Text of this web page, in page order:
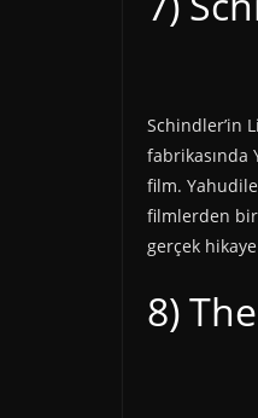
Schindler’in
fabrikasında
film.
filmlerden
gerçek
8)